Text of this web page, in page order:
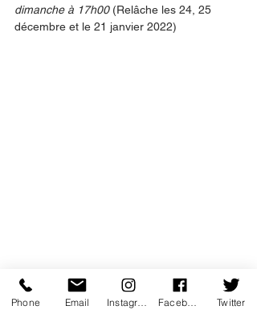
dimanche à 17h00 (Relâche les 24, 25
décembre et le 21 janvier 2022)
Phone Email Twitter